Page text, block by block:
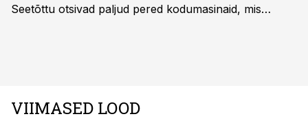
Seetõttu otsivad paljud pered kodumasinaid, mis
VIIMASED LOOD